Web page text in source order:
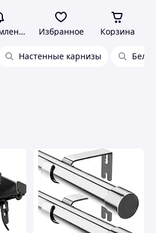
Избранное Корзина
Настенные карнизы